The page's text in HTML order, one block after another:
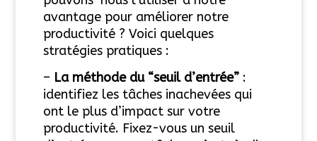
avantage pour améliorer notre
productivité ? Voici quelques
stratégies pratiques :
– La méthode du “seuil d’entrée”:
identifiez les tâches inachevées qui
ont le plus d’impact sur votre
productivité. Fixez-vous un seuil